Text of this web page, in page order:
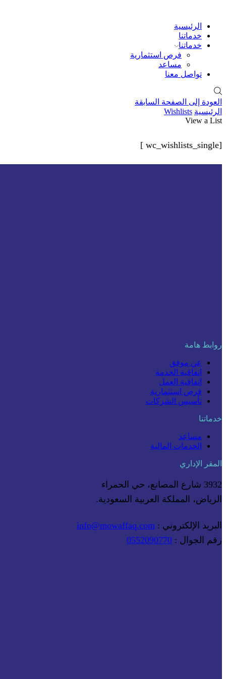
الرئيسية
خدماتنا
خدماتنا
فرص استثمارية
مساعد
تواصل معنا
العودة إلى الصفحة السابقة
الرئيسية Wishlists
View a List
[wc_wishlists_single ]
روابط هامة
عن موفق
اتفاقية الخدمة
اتفاقية العمل
فرص استثمارية
تأسيس الشركات
خدماتنا
مساعد
الخدمات المالية
المقر الإداري
3932 شارع المصانع، حي الحمراء
الرياض، المملكة العربية السعودية.
البريد الإلكتروني : info@mowaffaq.com
رقم الجوال : 0552090770